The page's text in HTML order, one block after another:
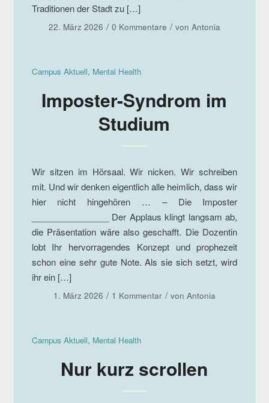
Traditionen der Stadt zu […]
22. März 2026 / 0 Kommentare / von Antonia
Campus Aktuell, Mental Health
Imposter-Syndrom im
Studium
Wir sitzen im Hörsaal. Wir nicken. Wir schreiben
mit. Und wir denken eigentlich alle heimlich, dass wir
hier nicht hingehören … – Die Imposter
________________ Der Applaus klingt langsam ab,
die Präsentation wäre also geschafft. Die Dozentin
lobt Ihr hervorragendes Konzept und prophezeit
schon eine sehr gute Note. Als sie sich setzt, wird
ihr ein […]
1. März 2026 / 1 Kommentar / von Antonia
Campus Aktuell, Mental Health
Nur kurz scrollen